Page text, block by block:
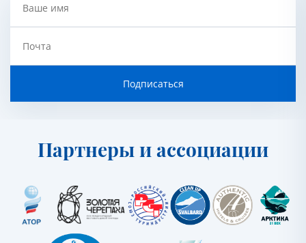
Ваше имя
Почта
Подписаться
Партнеры и ассоциации